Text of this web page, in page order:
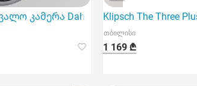
კამერა Dahua DH-HAC-Hdbw1400Rp-
Klipsch The Three
თბილისი
1 169 ₾